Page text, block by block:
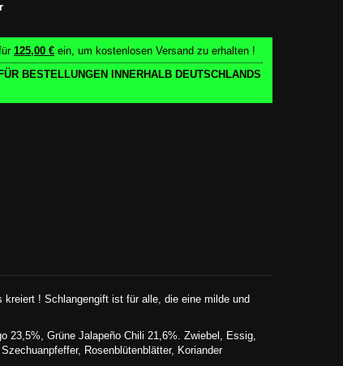
125,00 € ein, um kostenlosen Versand zu erhalten !
BESTELLUNGEN INNERHALB DEUTSCHLANDS
! Schlangengift ist für alle, die eine milde und
23,5%, Grüne Jalapeño Chili 21,6%. Zwiebel, Essig,
Rosenblütenblätter, Koriander